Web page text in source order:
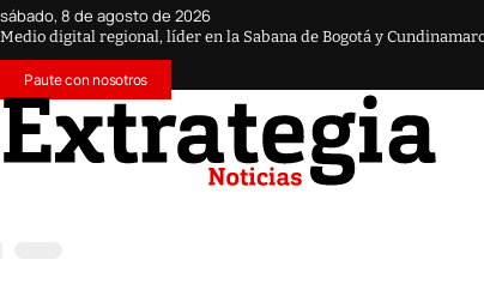
sábado, 8 de agosto de 2026
Medio digital regional, líder en la Sabana de Bogotá y
Paute con nosotros